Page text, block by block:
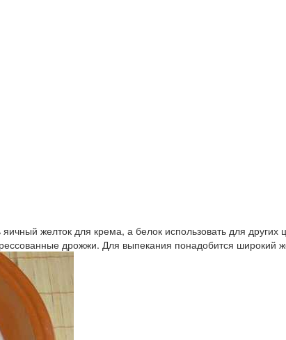
желток для крема, а белок использовать для
дрожжи. Для выпекания понадобится широкий